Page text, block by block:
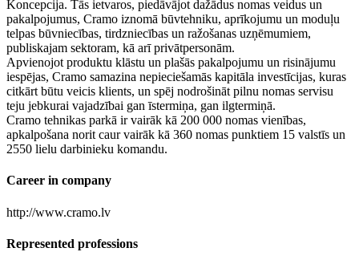
Koncepcija. Tās ietvaros, piedāvājot dažādus nomas veidus un
pakalpojumus, Cramo iznomā būvtehniku, aprīkojumu un moduļu
telpas būvniecības, tirdzniecības un ražošanas uzņēmumiem,
publiskajam sektoram, kā arī privātpersonām.
Apvienojot produktu klāstu un plašās pakalpojumu un risinājumu
iespējas, Cramo samazina nepieciešamās kapitāla investīcijas, kuras
citkārt būtu veicis klients, un spēj nodrošināt pilnu nomas servisu
teju jebkurai vajadzībai gan īstermiņa, gan ilgtermiņā.
Cramo tehnikas parkā ir vairāk kā 200 000 nomas vienības,
apkalpošana norit caur vairāk kā 360 nomas punktiem 15 valstīs un
2550 lielu darbinieku komandu.
Career in company
http://www.cramo.lv
Represented professions